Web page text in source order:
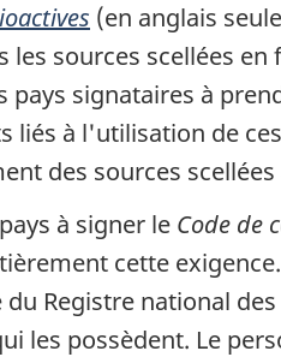
(en anglais
les sources scellées
pays signataires à
liés à l'utilisation de
des sources
à signer le Code de
cette
du Registre national
les possèdent. Le